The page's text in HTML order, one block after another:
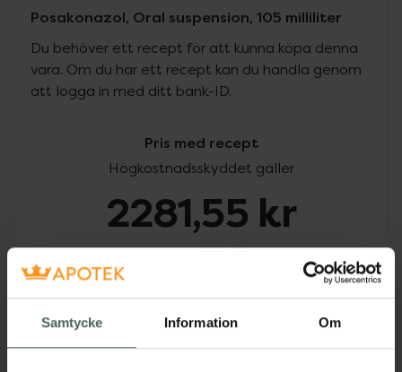
Samtycke Information Om
Posakonazol, Oral suspension, 105 milliliter
Du behöver ett recept för att kunna köpa denna
vara. Om du har ett recept kan du handla genom
att logga in med ditt bank-ID.
Pris med recept
Högkostnadsskyddet gäller
2281,55 kr
I apotek:2281,55 kr
Köp via ditt recept